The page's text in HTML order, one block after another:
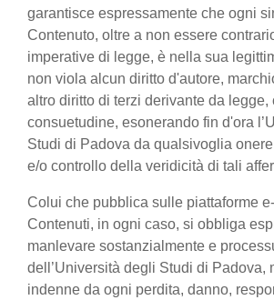
garantisce espressamente che ogni
Contenuto, oltre a non essere
imperative di legge, è nella sua
non viola alcun diritto d'autore,
altro diritto di terzi derivante da legge,
consuetudine, esonerando fin d'ora
Studi di Padova da qualsivoglia
e/o controllo della veridicità di tali
Colui che pubblica sulle piattaforme
Contenuti, in ogni caso, si obbliga
manlevare sostanzialmente e
dell’Università degli Studi di Padova,
indenne da ogni perdita, danno,